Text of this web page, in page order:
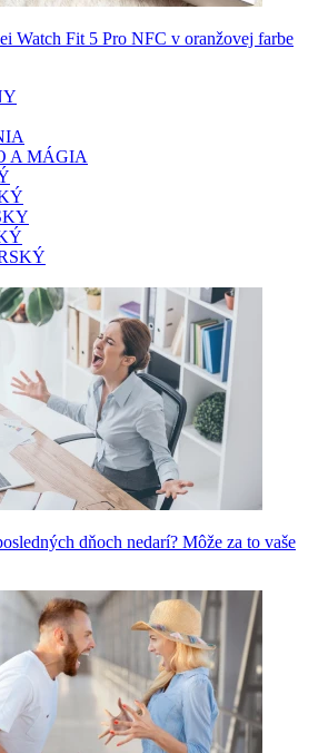
Watch Fit 5 Pro NFC v oranžovej farbe
A MÁGIA
dňoch nedarí? Môže za to vaše